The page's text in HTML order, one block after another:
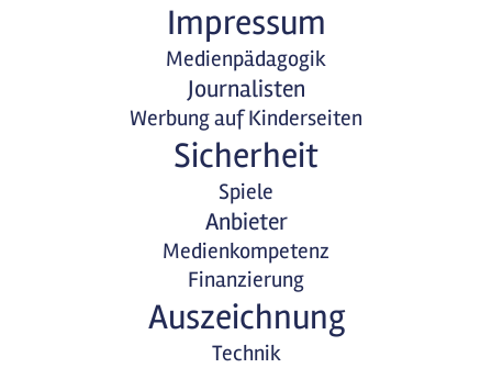
Impressum
Medienpädagogik
Journalisten
Werbung auf Kinderseiten
Sicherheit
Spiele
Anbieter
Medienkompetenz
Finanzierung
Auszeichnung
Technik